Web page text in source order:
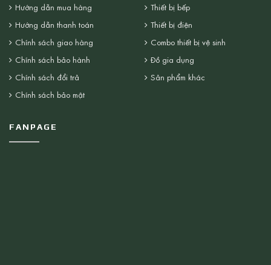
Hướng dẫn mua hàng
Hướng dẫn thanh toán
Chính sách giao hàng
Chính sách bảo hành
Chính sách đổi trả
Chính sách bảo mật
Thiết bị bếp
Thiết bị điện
Combo thiết bị vệ sinh
Đồ gia dụng
Sản phẩm khác
FANPAGE